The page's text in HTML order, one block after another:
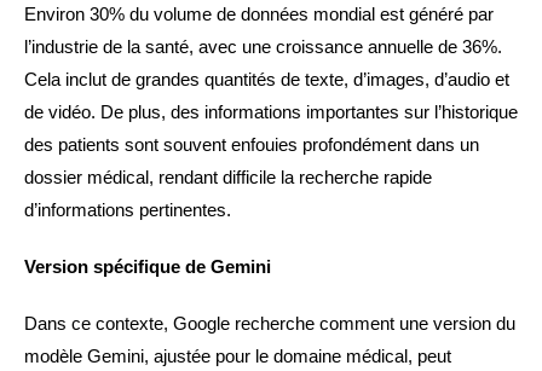
Environ 30% du volume de données mondial est généré par
l’industrie de la santé, avec une croissance annuelle de 36%.
Cela inclut de grandes quantités de texte, d’images, d’audio et
de vidéo. De plus, des informations importantes sur l’historique
des patients sont souvent enfouies profondément dans un
dossier médical, rendant difficile la recherche rapide
d’informations pertinentes.
Version spécifique de Gemini
Dans ce contexte, Google recherche comment une version du
modèle Gemini, ajustée pour le domaine médical, peut